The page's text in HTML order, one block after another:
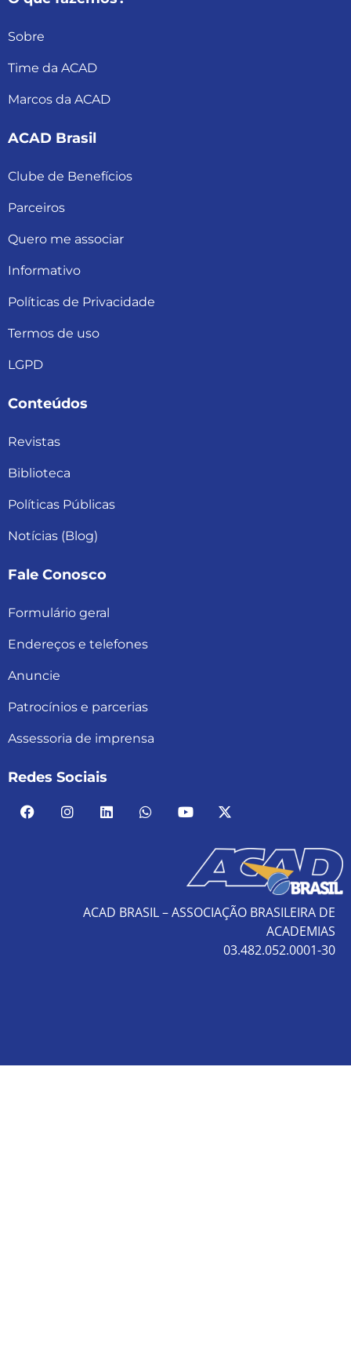
Sobre
Time da ACAD
Marcos da ACAD
ACAD Brasil
Clube de Benefícios
Parceiros
Quero me associar
Informativo
Políticas de Privacidade
Termos de uso
LGPD
Conteúdos
Revistas
Biblioteca
Políticas Públicas
Notícias (Blog)
Fale Conosco
Formulário geral
Endereços e telefones
Anuncie
Patrocínios e parcerias
Assessoria de imprensa
Redes Sociais
ACAD BRASIL – ASSOCIAÇÃO BRASILEIRA DE
ACADEMIAS
03.482.052.0001-30